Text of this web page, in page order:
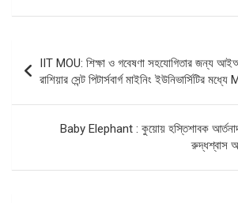
Post
navigation
IIT MOU: শিক্ষা ও গবেষণা সহযোগিতার জন্য
রাশিয়ার সেন্ট পিটার্সবার্গ মাইনিং ইউনিভার্সিটির
Baby Elephant : কুয়োয় হস্তিশাবক আর্তনাদ
রুদ্ধশ্বাস